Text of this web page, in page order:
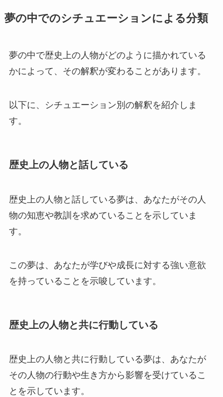
夢の中でのシチュエーションによる分類
夢の中で歴史上の人物がどのように描かれている
かによって、その解釈が変わることがあります。
以下に、シチュエーション別の解釈を紹介しま
す。
歴史上の人物と話している
歴史上の人物と話している夢は、あなたがその人
物の知恵や教訓を求めていることを示していま
す。
この夢は、あなたが学びや成長に対する強い意欲
を持っていることを示唆しています。
歴史上の人物と共に行動している
歴史上の人物と共に行動している夢は、あなたが
その人物の行動や生き方から影響を受けているこ
とを示しています。